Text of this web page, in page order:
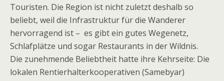
Touristen. Die Region ist nicht zuletzt deshalb so
beliebt, weil die Infrastruktur für die Wanderer
hervorragend ist – es gibt ein gutes Wegenetz,
Schlafplätze und sogar Restaurants in der Wildnis.
Die zunehmende Beliebtheit hatte ihre Kehrseite: Die
lokalen Rentierhalterkooperativen (Samebyar)